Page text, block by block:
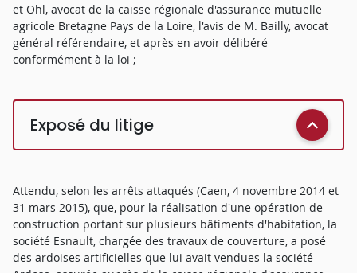
et Ohl, avocat de la caisse régionale d'assurance mutuelle
agricole Bretagne Pays de la Loire, l'avis de M. Bailly, avocat
général référendaire, et après en avoir délibéré
conformément à la loi ;
Exposé du litige
Attendu, selon les arrêts attaqués (Caen, 4 novembre 2014 et
31 mars 2015), que, pour la réalisation d'une opération de
construction portant sur plusieurs bâtiments d'habitation, la
société Esnault, chargée des travaux de couverture, a posé
des ardoises artificielles que lui avait vendues la société